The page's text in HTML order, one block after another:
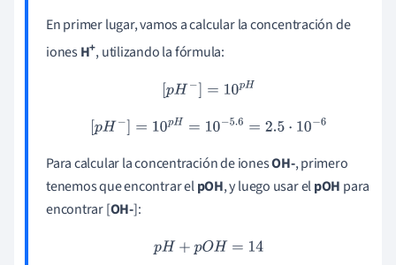
En primer lugar, vamos a calcular la concentración de
ionesH+, utilizando la fórmula:
[pH− =10pH
[p H− ]=10p H=10−5.6= 2.5 ⋅10− 6
Para calcular la concentración de ionesOH-, primero
tenemos que encontrar elpOH, y luego usar elpOH para
encontrar [OH-]:
pH +pOH= 14